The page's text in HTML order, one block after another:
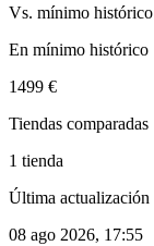
Vs. mínimo histórico
En mínimo histórico
1499 €
Tiendas comparadas
1 tienda
Última actualización
08 ago 2026, 17:55